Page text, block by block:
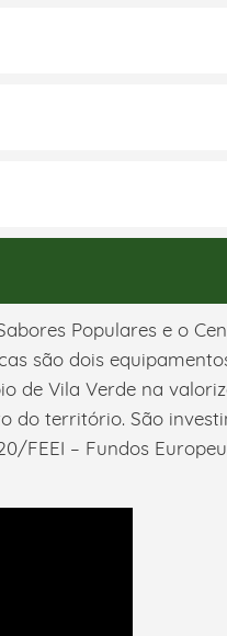
Populares e o
são dois
de Vila Verde na
do território. São
FEEI – Fundos